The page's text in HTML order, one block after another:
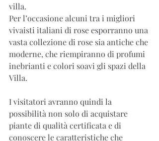
villa.
Per l’occasione alcuni tra i migliori
vivaisti italiani di rose esporranno una
vasta collezione di rose sia antiche che
moderne, che riempiranno di profumi
inebrianti e colori soavi gli spazi della
Villa.
I visitatori avranno quindi la
possibilità non solo di acquistare
piante di qualità certificata e di
conoscere le caratteristiche che